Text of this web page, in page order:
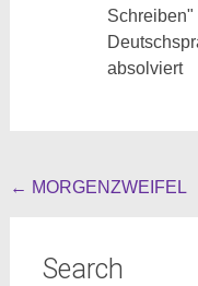
absolviert
← MORGENZWEIFEL
Search